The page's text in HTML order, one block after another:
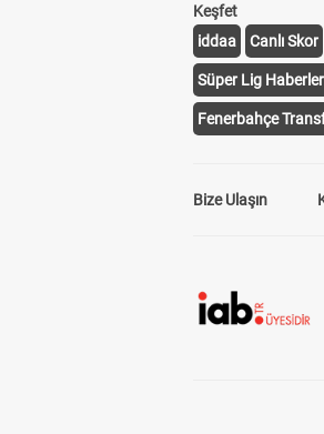
Keşfet
iddaa
Canlı Skor
Süper Lig
Fenerbahçe
Bize Ulaşın